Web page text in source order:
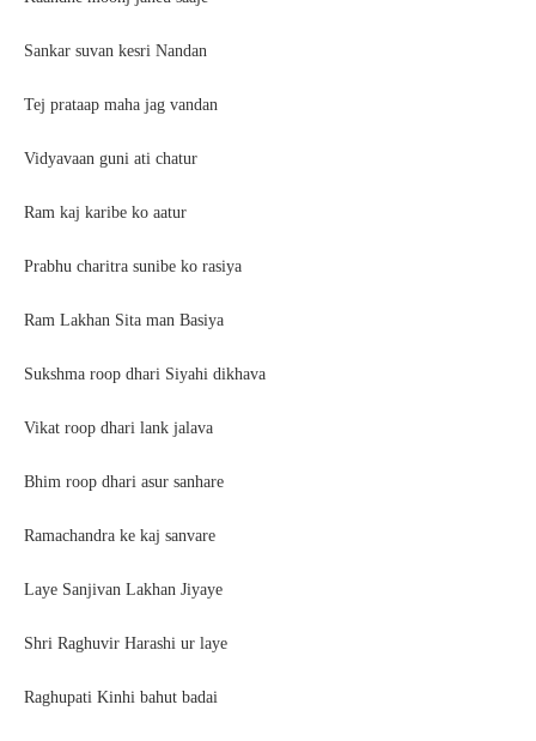
Sankar suvan kesri Nandan
Tej prataap maha jag vandan
Vidyavaan guni ati chatur
Ram kaj karibe ko aatur
Prabhu charitra sunibe ko rasiya
Ram Lakhan Sita man Basiya
Sukshma roop dhari Siyahi dikhava
Vikat roop dhari lank jalava
Bhim roop dhari asur sanhare
Ramachandra ke kaj sanvare
Laye Sanjivan Lakhan Jiyaye
Shri Raghuvir Harashi ur laye
Raghupati Kinhi bahut badai